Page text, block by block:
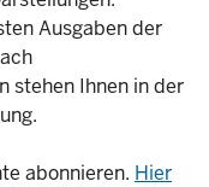
Ausgaben der
stehen Ihnen in der
abonnieren. Hier